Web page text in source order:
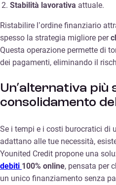
Stabilità lavorativa attuale.
Ristabilire l’ordine finanziario
spesso la strategia migliore per
Questa operazione permette di
dei pagamenti, eliminando il
Un’alternativa più
consolidamento
Se i tempi e i costi burocratici di
adattano alle tue necessità,
Younited Credit propone una
debiti 100% online, pensata per
un unico finanziamento senza